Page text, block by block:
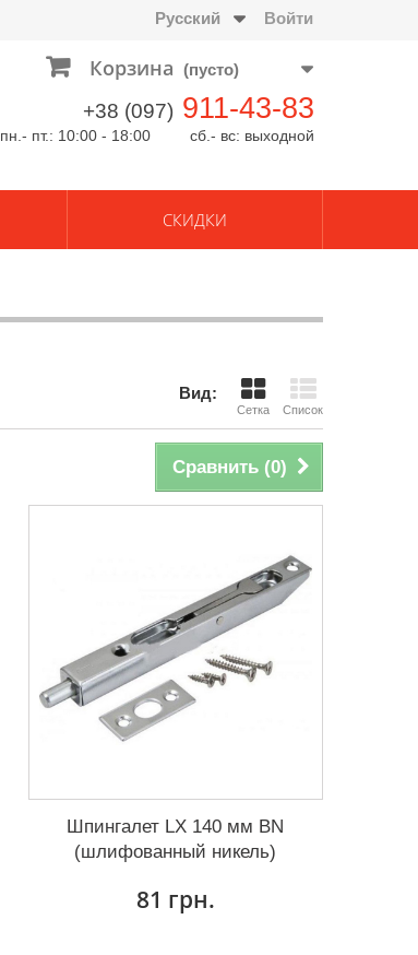
Войти
Русский
Корзина (пусто)
+38 (097) 911-43-83
пн.- пт.: 10:00 - 18:00 сб.- вс: выходной
СКИДКИ
Вид:
Сетка Список
Сравнить (0)
Шпингалет LX 140 мм BN
(шлифованный никель)
81 грн.